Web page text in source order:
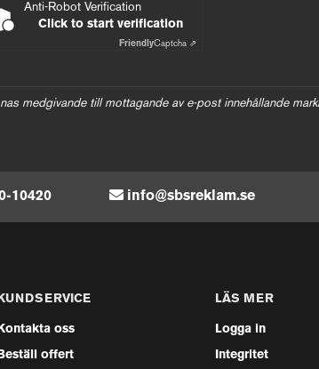
Anti-Robot Verification
Click to start verification
FriendlyCaptcha ⇗
medgivande till mottagande av e-post innehållande
10420 info@sbsreklam.se
KUNDSERVICE
Kontakta oss
Beställ offert
LÄS MER
Logga in
Integritet